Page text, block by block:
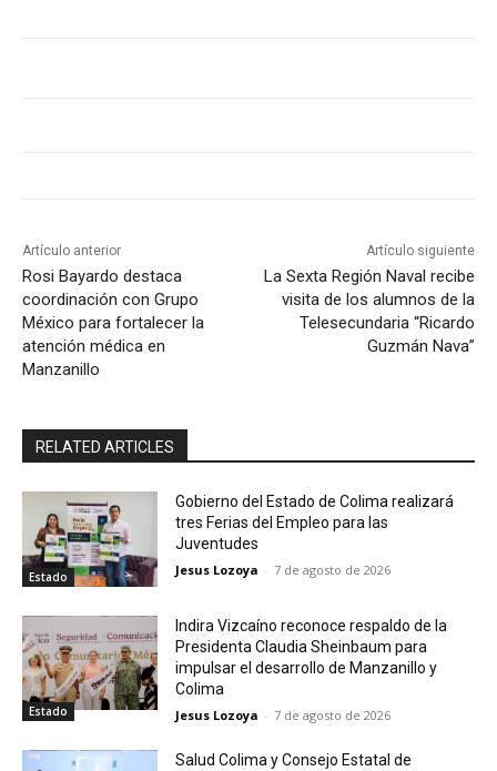
Artículo anterior
Rosi Bayardo destaca
coordinación con Grupo
México para fortalecer la
atención médica en
Manzanillo
Artículo siguiente
La Sexta Región Naval recibe
visita de los alumnos de la
Telesecundaria “Ricardo
Guzmán Nava”
RELATED ARTICLES
Estado
Gobierno del Estado de Colima realizará
tres Ferias del Empleo para las
Juventudes
Jesus Lozoya - 7 de agosto de 2026
Estado
Indira Vizcaíno reconoce respaldo de la
Presidenta Claudia Sheinbaum para
impulsar el desarrollo de Manzanillo y
Colima
Jesus Lozoya - 7 de agosto de 2026
Salud Colima y Consejo Estatal de